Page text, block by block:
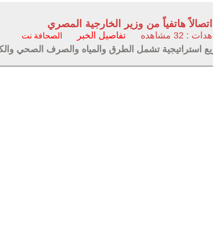
هاتفياً من وزير الخارجية المصري
32 مشاهده تفاصيل الخبر الصحافة نت
تشمل الطرق والمياه والصرف الصحي